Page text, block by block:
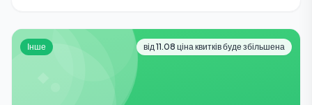
Інше від 11.08 ціна квитків буде збільшена